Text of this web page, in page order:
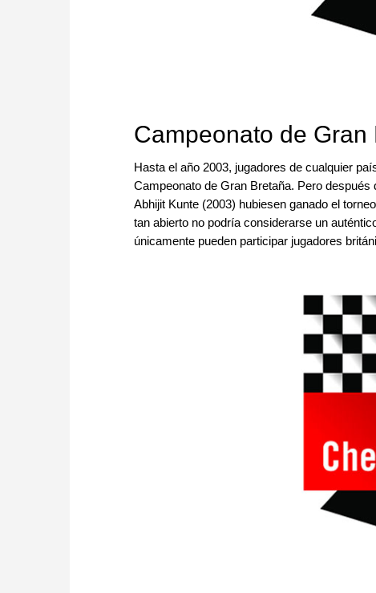
Campeonato de Gran
Hasta el año 2003, jugadores de cualquier
Campeonato de Gran Bretaña. Pero
Abhijit Kunte (2003) hubiesen ganado el
tan abierto no podría considerarse un
únicamente pueden participar jugadores